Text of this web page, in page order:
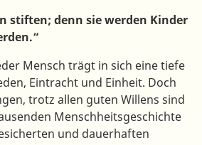
stiften; denn sie werden Kinder
Mensch trägt in sich eine tiefe
Eintracht und Einheit. Doch
trotz allen guten Willens sind
Menschheitsgeschichte
und dauerhaften